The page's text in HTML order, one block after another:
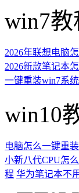
win7教
2026年联想电脑
2026新款笔记本
一键重装win7系
win10
电脑怎么一键重
小新八代CPU怎
程 华为笔记本不